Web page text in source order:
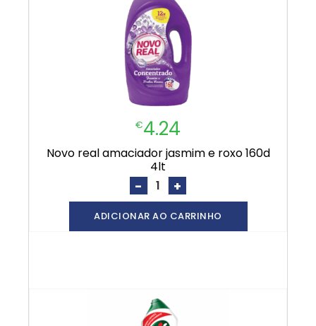
€4.24
novo real amaciador jasmim e roxo 160d
4lt
- +
ADICIONAR AO CARRINHO